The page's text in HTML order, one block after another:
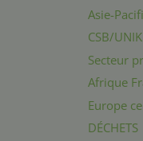
Asie-
CSB/
Secteur
Afrique
Europe
DÉCHETS